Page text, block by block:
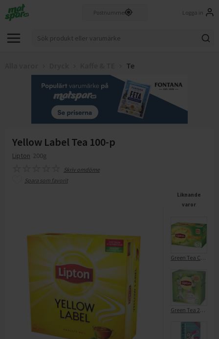
Logga in
Te
Yellow Label Tea 100-p
Lipton 200g
Skriv omdöme
Spara som favorit
Liknande
varor
Green Tea Citrus 20-p
Green Tea 20-p